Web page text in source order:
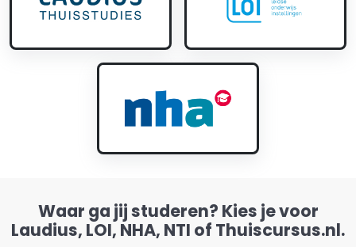
Waar ga jij studeren? Kies je voor
Laudius, LOI, NHA, NTI of Thuiscursus.nl.